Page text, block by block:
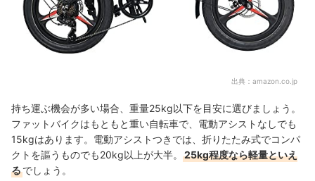
出典： amazon.co.jp
持ち運ぶ機会が多い場合、重量25kg以下を目安に選びましょう。
ファットバイクはもともと重い自転車で、電動アシストなしでも
15kgはあります。電動アシストつきでは、折りたたみ式でコンパ
クトを謳うものでも20kg以上が大半。
25kg程度なら軽量といえ
るでしょう。